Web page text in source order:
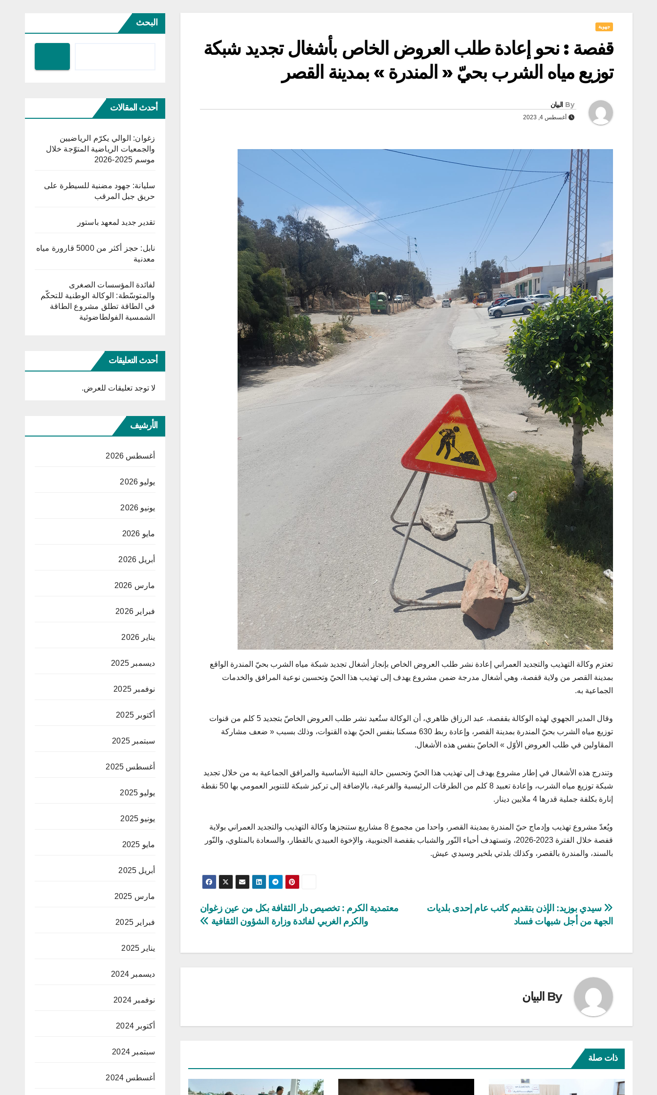
جهوية
قفصة : نحو إعادة طلب العروض الخاص بأشغال تجديد شبكة
توزيع مياه الشرب بحيّ « المندرة » بمدينة القصر
By البيان
أغسطس 4, 2023
تعتزم وكالة التهذيب والتجديد العمراني إعادة نشر طلب العروض الخاص بإنجاز أشغال تجديد شبكة مياه الشرب بحيّ المندرة الواقع
بمدينة القصر من ولاية قفصة، وهي أشغال مدرجة ضمن مشروع يهدف إلى تهذيب هذا الحيّ وتحسين نوعية المرافق والخدمات
الجماعية به.
وقال المدير الجهوي لهذه الوكالة بقفصة، عبد الرزاق ظاهري، أن الوكالة ستُعيد نشر طلب العروض الخاصّ بتجديد 5 كلم من قنوات
توزيع مياه الشرب بحيّ المندرة بمدينة القصر، وإعادة ربط 630 مسكنا بنفس الحيّ بهذه القنوات، وذلك بسبب « ضعف مشاركة
المقاولين في طلب العروض الأوّل » الخاصّ بنفس هذه الأشغال.
وتندرج هذه الأشغال في إطار مشروع يهدف إلى تهذيب هذا الحيّ وتحسين حالة البنية الأساسية والمرافق الجماعية به من خلال تجديد
شبكة توزيع مياه الشرب، وإعادة تعبيد 8 كلم من الطرقات الرئيسية والفرعية، بالإضافة إلى تركيز شبكة للتنوير العمومي بها 50 نقطة
إنارة بكلفة جملية قدرها 4 ملايين دينار.
ويُعدّ مشروع تهذيب وإدماج حيّ المندرة بمدينة القصر، واحدا من مجموع 8 مشاريع ستنجزها وكالة التهذيب والتجديد العمراني بولاية
قفصة خلال الفترة 2023-2026، وتستهدف أحياء النّور والشباب بقفصة الجنوبية، والإخوة العبيدي بالقطار، والسعادة بالمتلوي، والنّور
بالسند، والمندرة بالقصر، وكذلك بلدتي بلخير وسيدي عيش.
تصفّح
المقالات
معتمدية الكرم : تخصيص دار الثقافة بكل من عين زغوان
والكرم الغربي لفائدة وزارة الشؤون الثقافية
سيدي بوزيد: الإذن بتقديم كاتب عام إحدى بلديات
الجهة من أجل شبهات فساد
By البيان
ذات صلة
البحث
أحدث المقالات
زغوان: الوالي يكرّم الرياضيين
والجمعيات الرياضية المتوّجة خلال
موسم 2025-2026
سليانة: جهود مضنية للسيطرة على
حريق جبل المرقب
تقدير جديد لمعهد باستور
نابل: حجز أكثر من 5000 قارورة مياه
معدنية
لفائدة المؤسسات الصغرى
والمتوسّطة: الوكالة الوطنية للتحكّم
في الطاقة تطلق مشروع الطاقة
الشمسية الفولطاضوئية
أحدث التعليقات
لا توجد تعليقات للعرض.
الأرشيف
أغسطس 2026
يوليو 2026
يونيو 2026
مايو 2026
أبريل 2026
مارس 2026
فبراير 2026
يناير 2026
ديسمبر 2025
نوفمبر 2025
أكتوبر 2025
سبتمبر 2025
أغسطس 2025
يوليو 2025
يونيو 2025
مايو 2025
أبريل 2025
مارس 2025
فبراير 2025
يناير 2025
ديسمبر 2024
نوفمبر 2024
أكتوبر 2024
سبتمبر 2024
أغسطس 2024